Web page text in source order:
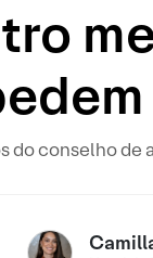
do conselho de